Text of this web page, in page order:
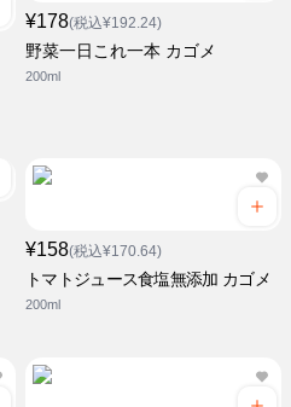
¥178(税込¥192.24)
野菜一日これ一本 カゴメ
200ml
¥158(税込¥170.64)
トマトジュース食塩無添加 カゴメ
200ml